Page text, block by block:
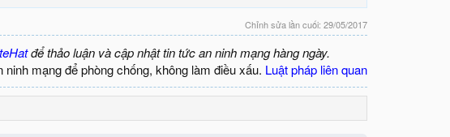
Chỉnh sửa lần cuối: 29/05/2017
để thảo luận và cập nhật tin tức an ninh mạng hàng ngày.
ninh mạng để phòng chống, không làm điều xấu. Luật pháp liên quan